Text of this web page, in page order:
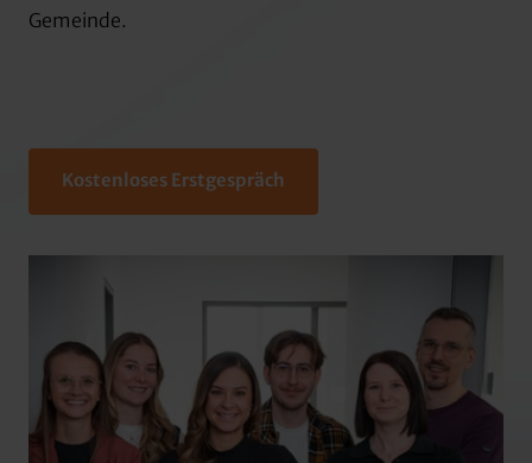
Gemeinde.
Kostenloses Erstgespräch